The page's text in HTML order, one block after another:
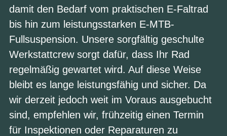
damit den Bedarf vom praktischen E-Faltrad
bis hin zum leistungsstarken E-MTB-
Fullsuspension. Unsere sorgfältig geschulte
Werkstattcrew sorgt dafür, dass Ihr Rad
regelmäßig gewartet wird. Auf diese Weise
bleibt es lange leistungsfähig und sicher. Da
wir derzeit jedoch weit im Voraus ausgebucht
sind, empfehlen wir, frühzeitig einen Termin
für Inspektionen oder Reparaturen zu